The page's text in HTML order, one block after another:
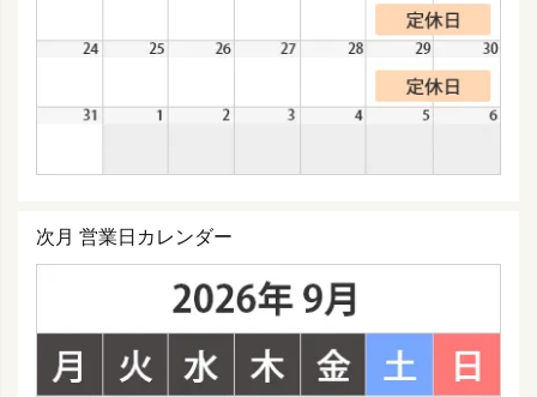
次月 営業日カレンダー